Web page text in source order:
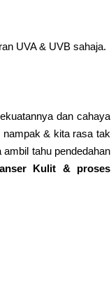
UVA & UVB sahaja.
dan cahaya
& kita rasa tak
tahu pendedahan
Kulit & proses